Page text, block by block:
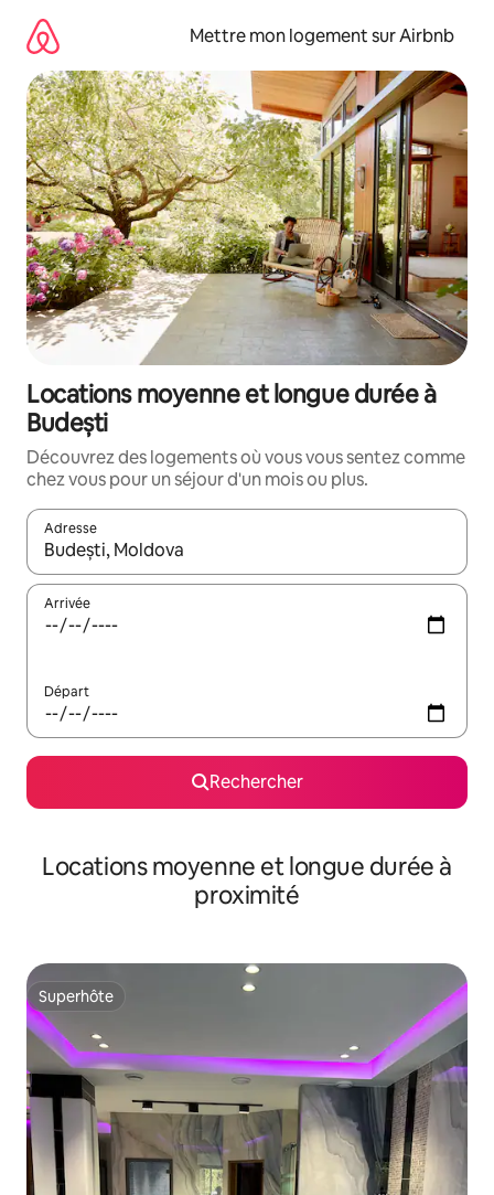
directement
contenu
Mettre mon logement sur Airbnb
Locations moyenne et longue durée à
Budești
Découvrez des logements où vous vous sentez comme
chez vous pour un séjour d'un mois ou plus.
Adresse
Lorsque les résultats s'affichent, utilisez les flèches vers le
Arrivée
Départ
Rechercher
Locations moyenne et longue durée à
proximité
Superhôte
Superhôte